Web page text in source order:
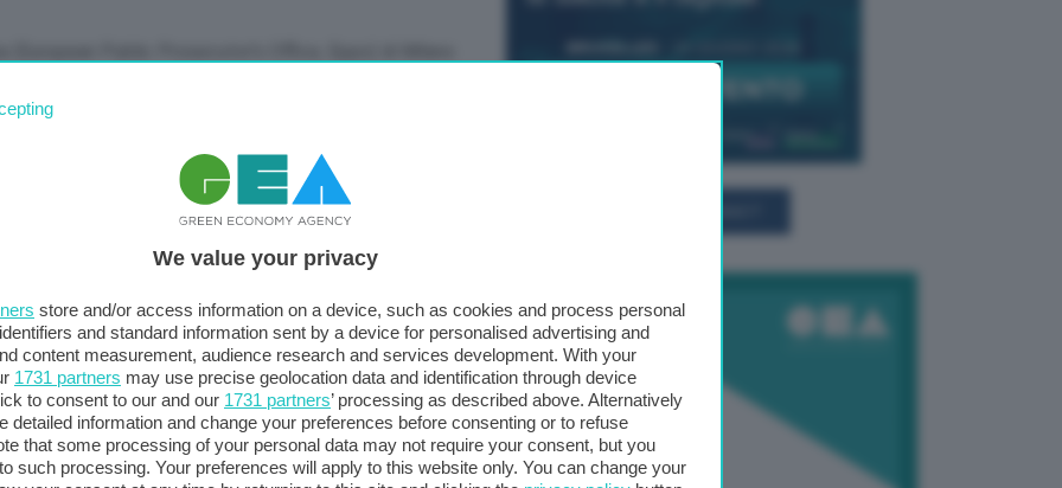
vitivinicolo, sospettata di aver ottenuto in
specificando che “i sospetti avevano
oltre 5 milioni di euro, di cui più di 2 milioni erano
la confisca è stata disposta dal giudice per le
di una azienda leader nel settore vitivinicolo”
3 persone fisiche e 2 società”. L’ipotesi è di truffa
di matrice unionale, connesse alla
di prodotti agricoli, nel Mercato Interno e nei
We value your privacy
store and/or access information on a device, such as cookies and process personal
and standard information sent by a device for personalised advertising and
content measurement, audience research and services development. With your
1731 partners may use precise geolocation data and identification through device
to consent to our and our 1731 partners’ processing as described above. Alternatively
detailed information and change your preferences before consenting or to refuse
that some processing of your personal data may not require your consent, but you
such processing. Your preferences will apply to this website only. You can change your